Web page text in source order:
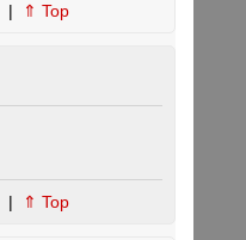
| ⇑ Top
| ⇑ Top